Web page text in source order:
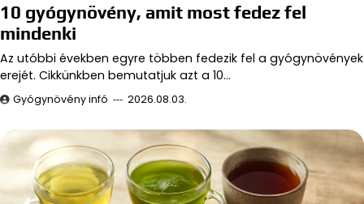
10 gyógynövény, amit most fedez fel
mindenki
Az utóbbi években egyre többen fedezik fel a gyógynövények
erejét. Cikkünkben bemutatjuk azt a 10…
Gyógynövény infó 2026.08.03.